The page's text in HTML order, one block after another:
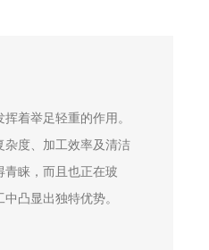
着举足轻重的作用。
杂度、加工效率及清洁
睐，而且也正在玻
凸显出独特优势。